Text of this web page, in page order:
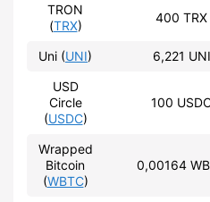
TRON
(TRX)
400 TRX
Uni (UNI) 6,221 UNI
USD
Circle
(USDC)
100
Wrapped
Bitcoin
(WBTC)
0,00164